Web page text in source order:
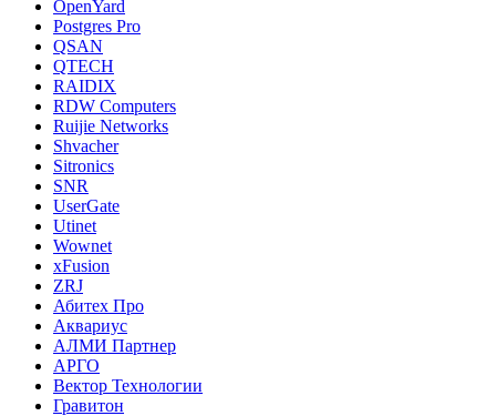
OpenYard
Postgres Pro
QSAN
QTECH
RAIDIX
RDW Computers
Ruijie Networks
Shvacher
Sitronics
SNR
UserGate
Utinet
Wownet
xFusion
ZRJ
Абитех Про
Аквариус
АЛМИ Партнер
АРГО
Вектор Технологии
Гравитон